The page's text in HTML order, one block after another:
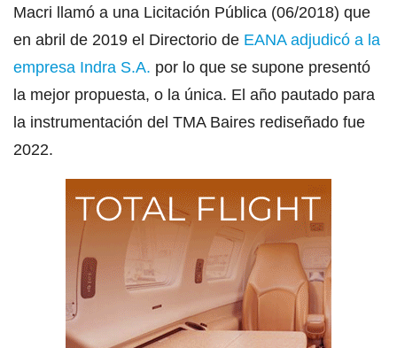
Macri llamó a una Licitación Pública (06/2018) que
en abril de 2019 el Directorio de EANA adjudicó a la
empresa Indra S.A. por lo que se supone presentó
la mejor propuesta, o la única. El año pautado para
la instrumentación del TMA Baires rediseñado fue
2022.